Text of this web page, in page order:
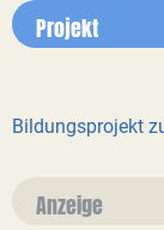
Projekt
Bildungsprojekt
Anzeige